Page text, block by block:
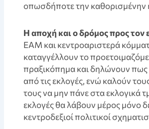
οπωσδήποτε την καθορισμένην
Η αποχή και ο δρόμος προς τον
ΕΑΜ και κεντροαριστερά
καταγγέλλουν το
πραξικόπημα και δηλώνουν
από τις εκλογές, ενώ καλούν
τους να μην πάνε στα εκλογικά
εκλογές θα λάβουν μέρος μόνο
κεντροδεξιοί πολιτικοί